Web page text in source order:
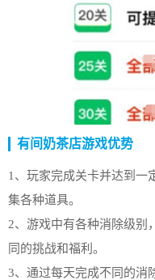
有间奶茶店游戏优势
1、玩家完成关卡并达到一
集各种道具。
2、游戏中有各种消除级别
同的挑战和福利。
3、通过每天完成不同的消